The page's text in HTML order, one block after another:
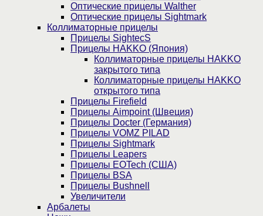
Оптические прицелы Walther
Оптические прицелы Sightmark
Коллиматорные прицелы
Прицелы SightecS
Прицелы HAKKO (Япония)
Коллиматорные прицелы HAKKO
закрытого типа
Коллиматорные прицелы HAKKO
открытого типа
Прицелы Firefield
Прицелы Aimpoint (Швеция)
Прицелы Docter (Германия)
Прицелы VOMZ PILAD
Прицелы Sightmark
Прицелы Leapers
Прицелы EOTech (США)
Прицелы BSA
Прицелы Bushnell
Увеличители
Арбалеты